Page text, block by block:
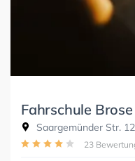
Fahrschule Brose
Saargemünder Str.
23